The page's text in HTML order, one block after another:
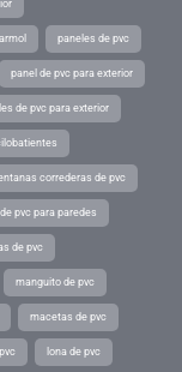
paneles de pvc
panel de pvc para exterior
de pvc para exterior
correderas de pvc
pvc para paredes
de pvc
manguito de pvc
macetas de pvc
lona de pvc